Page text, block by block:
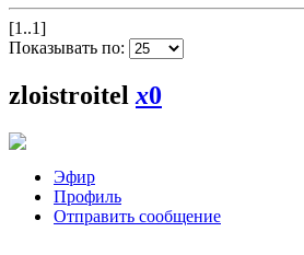
[1..1]
Показывать по:
zloistroitel x0
Эфир
Профиль
Отправить сообщение